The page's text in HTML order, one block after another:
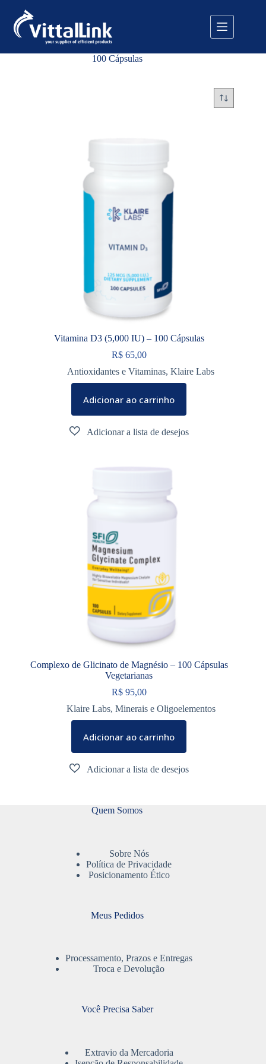
conteúdo
100 Cápsulas
Vitamina D3 (5,000 IU) – 100 Cápsulas
R$65,00
Antioxidantes e Vitaminas,Klaire Labs
Adicionar ao carrinho
Complexo de Glicinato de Magnésio – 100 Cápsulas
Vegetarianas
R$95,00
Klaire Labs, Minerais e Oligoelementos
Adicionar ao carrinho
Quem Somos
Sobre Nós
Política de Privacidade
Posicionamento Ético
Meus Pedidos
Processamento, Prazos e Entregas
Troca e Devolução
Você Precisa Saber
Extravio da Mercadoria